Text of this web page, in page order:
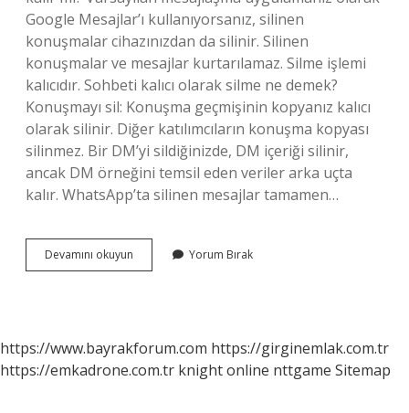
Google Mesajlar’ı kullanıyorsanız, silinen
konuşmalar cihazınızdan da silinir. Silinen
konuşmalar ve mesajlar kurtarılamaz. Silme işlemi
kalıcıdır. Sohbeti kalıcı olarak silme ne demek?
Konuşmayı sil: Konuşma geçmişinin kopyanız kalıcı
olarak silinir. Diğer katılımcıların konuşma kopyası
silinmez. Bir DM’yi sildiğinizde, DM içeriği silinir,
ancak DM örneğini temsil eden veriler arka uçta
kalır. WhatsApp’ta silinen mesajlar tamamen…
Devamını okuyun Mesajlar
Kalıcı
Yorum Bırak
https://www.bayrakforum.com https://girginemlak.com.tr
https://emkadrone.com.tr knight online nttgame Sitemap